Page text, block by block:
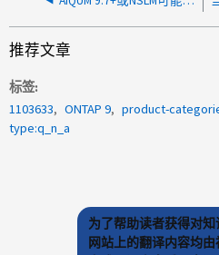
推荐文章
标签
1103633
ONTAP 9 product-
type:q_n_a
为了帮助读者获得对
网站上的翻译内容均